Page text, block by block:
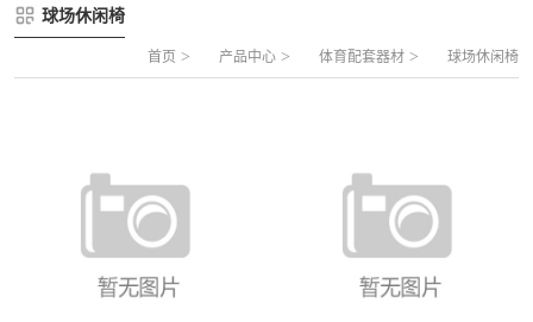
FLZ-B 夹芯板笼式足球
FLZ-C 半格栅笼式足球片装组合式围网
球场休闲椅
首页 > 产品中心 > 体育配套器材 > 球场休闲椅